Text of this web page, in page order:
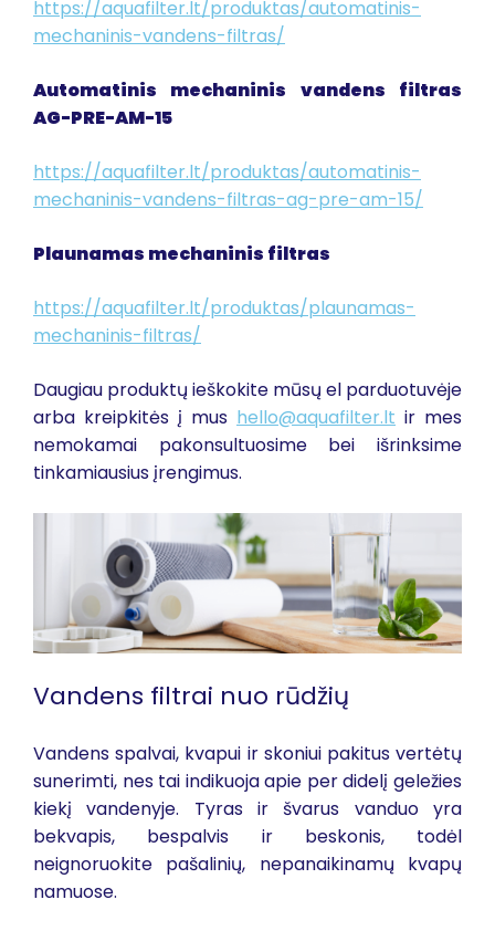
https://aquafilter.lt/produktas/automatinis-
mechaninis-vandens-filtras/
Automatinis mechaninis vandens filtras
AG-PRE-AM-15
https://aquafilter.lt/produktas/automatinis-
mechaninis-vandens-filtras-ag-pre-am-15/
Plaunamas mechaninis filtras
https://aquafilter.lt/produktas/plaunamas-
mechaninis-filtras/
Daugiau produktų ieškokite mūsų el parduotuvėje
arba kreipkitės į mus hello@aquafilter.lt ir mes
nemokamai pakonsultuosime bei išrinksime
tinkamiausius įrengimus.
Vandens filtrai nuo rūdžių
Vandens spalvai, kvapui ir skoniui pakitus vertėtų
sunerimti, nes tai indikuoja apie per didelį geležies
kiekį vandenyje. Tyras ir švarus vanduo yra
bekvapis, bespalvis ir beskonis, todėl
neignoruokite pašalinių, nepanaikinamų kvapų
namuose.